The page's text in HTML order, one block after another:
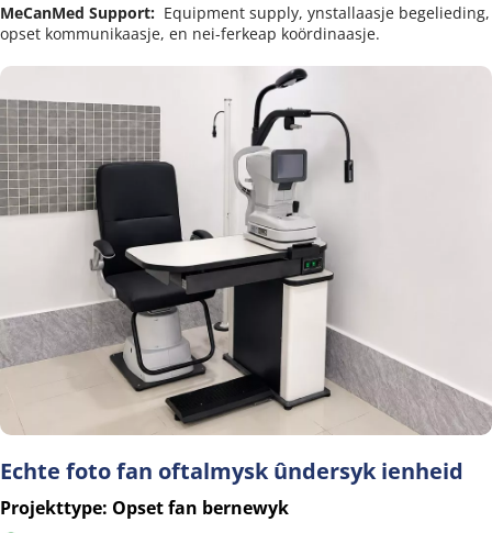
MeCanMed Support: Equipment supply, ynstallaasje begelieding,
opset kommunikaasje, en nei-ferkeap koördinaasje.
Echte foto fan oftalmysk ûndersyk ienheid
Projekttype: Opset fan bernewyk